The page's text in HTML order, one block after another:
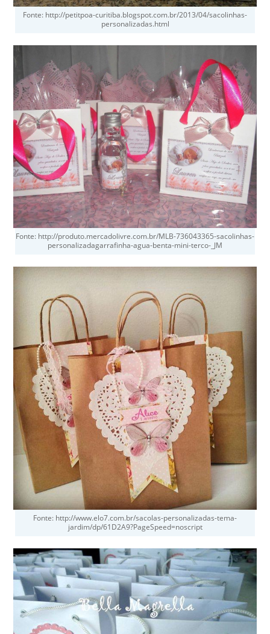
Fonte: http://petitpoa-curitiba.blogspot.com.br/2013/04/sacolinhas-
personalizadas.html
Fonte: http://produto.mercadolivre.com.br/MLB-736043365-sacolinhas-
personalizadagarrafinha-agua-benta-mini-terco-_JM
Fonte: http://www.elo7.com.br/sacolas-personalizadas-tema-
jardim/dp/61D2A9?PageSpeed=noscript